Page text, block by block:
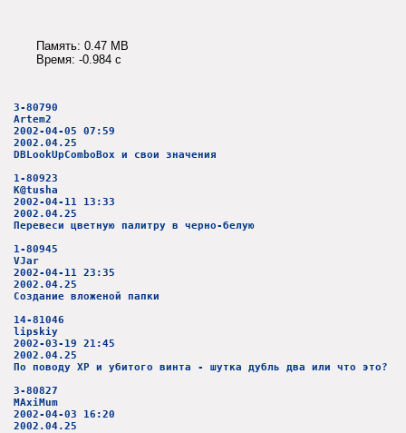
Память: 0.47 MB
Время: -0.984 c
3-80790
Artem2
2002-04-05 07:59
2002.04.25
DBLookUpComboBox и свои значения
1-80923
K@tusha
2002-04-11 13:33
2002.04.25
Перевеси цветную палитру в черно-белую
1-80945
VJar
2002-04-11 23:35
2002.04.25
Создание вложеной папки
14-81046
lipskiy
2002-03-19 21:45
2002.04.25
По поводу XP и убитого винта - шутка дубль два или что это?
3-80827
MAxiMum
2002-04-03 16:20
2002.04.25